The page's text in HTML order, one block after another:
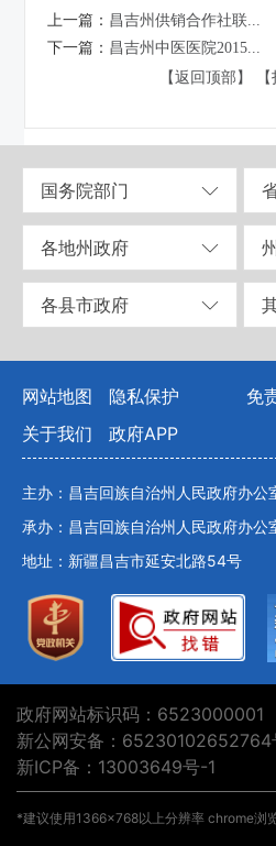
上一篇： 昌吉州供销合作社联...
下一篇： 昌吉州中医医院2015...
【返回顶部】
国务院部门
各地州政府
各县市政府
网站地图 隐私保护 免
关于我们
政府APP
主办：昌吉回族自治州人民政府办公
承办：昌吉回族自治州人民政府办公
地址：新疆昌吉市延安北路54号
政府网站标识码：6523000001
新公网安备：65230102652764
新ICP备：13003649号-1
*建议使用1366×768以上分辨率 chrome浏